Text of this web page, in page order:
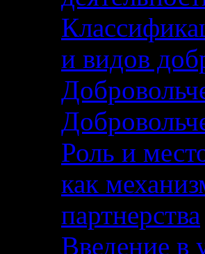
и видов
Роль и
как
партнерства
Введение в